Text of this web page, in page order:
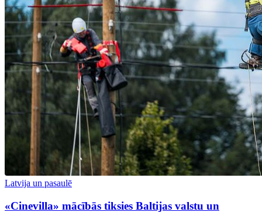
Latvija un pasaulē
«Cinevilla» mācībās tiksies Baltijas valstu un